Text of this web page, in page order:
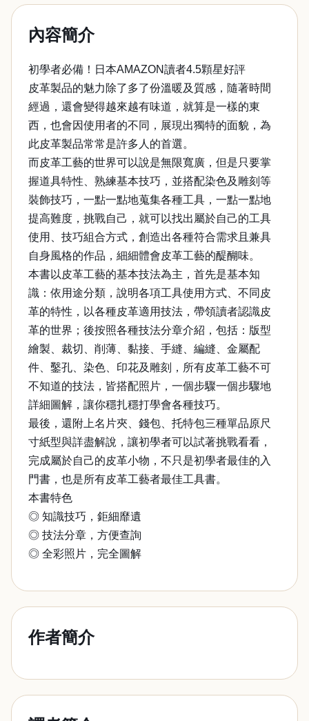
內容簡介
初學者必備！日本AMAZON讀者4.5顆星好評
皮革製品的魅力除了多了份溫暖及質感，隨著時間
經過，還會變得越來越有味道，就算是一樣的東
西，也會因使用者的不同，展現出獨特的面貌，為
此皮革製品常常是許多人的首選。
而皮革工藝的世界可以說是無限寬廣，但是只要掌
握道具特性、熟練基本技巧，並搭配染色及雕刻等
裝飾技巧，一點一點地蒐集各種工具，一點一點地
提高難度，挑戰自己，就可以找出屬於自己的工具
使用、技巧組合方式，創造出各種符合需求且兼具
自身風格的作品，細細體會皮革工藝的醍醐味。
本書以皮革工藝的基本技法為主，首先是基本知
識：依用途分類，說明各項工具使用方式、不同皮
革的特性，以各種皮革適用技法，帶領讀者認識皮
革的世界；後按照各種技法分章介紹，包括：版型
繪製、裁切、削薄、黏接、手縫、編縫、金屬配
件、鑿孔、染色、印花及雕刻，所有皮革工藝不可
不知道的技法，皆搭配照片，一個步驟一個步驟地
詳細圖解，讓你穩扎穩打學會各種技巧。
最後，還附上名片夾、錢包、托特包三種單品原尺
寸紙型與詳盡解說，讓初學者可以試著挑戰看看，
完成屬於自己的皮革小物，不只是初學者最佳的入
門書，也是所有皮革工藝者最佳工具書。
本書特色
◎ 知識技巧，鉅細靡遺
◎ 技法分章，方便查詢
◎ 全彩照片，完全圖解
作者簡介